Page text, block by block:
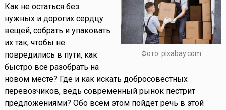
Фото: pixabay.com
Как не остаться без
нужных и дорогих сердцу
вещей, собрать и упаковать
их так, чтобы не
повредились в пути, как
быстро все разобрать на
новом месте? Где и как искать добросовестных
перевозчиков, ведь современный рынок пестрит
предложениями? Обо всем этом пойдет речь в этой